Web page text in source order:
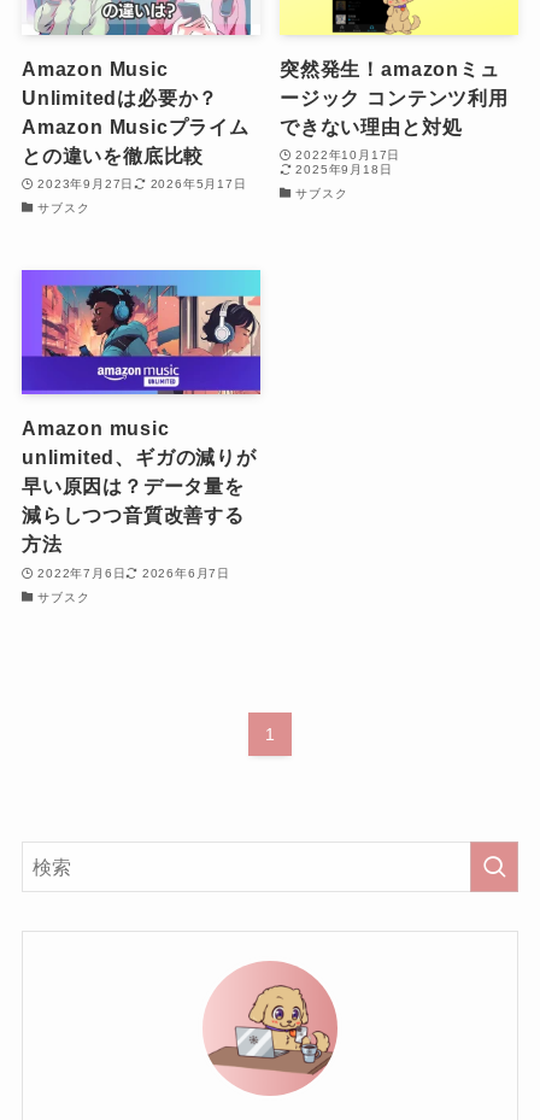
Amazon Music
Unlimitedは必要か？
Amazon Musicプライム
との違いを徹底比較
2023年9月27日
2026年5月17日
サブスク
突然発生！amazonミュ
ージック コンテンツ利用
できない理由と対処
2022年10月17日
2025年9月18日
サブスク
Amazon music
unlimited、ギガの減りが
早い原因は？データ量を
減らしつつ音質改善する
方法
2022年7月6日
2026年6月7日
サブスク
1